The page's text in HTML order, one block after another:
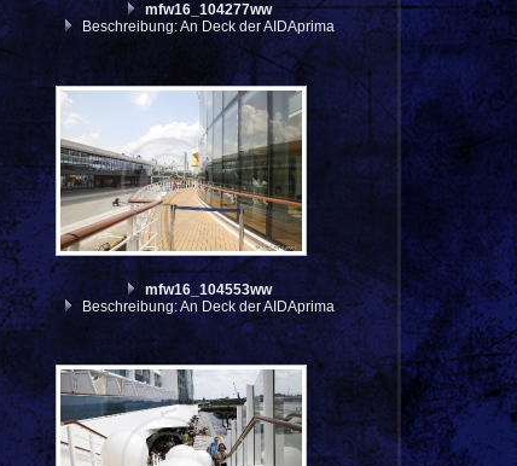
mfw16_104277ww
Beschreibung: An Deck der AIDAprima
mfw16_104553ww
Beschreibung: An Deck der AIDAprima